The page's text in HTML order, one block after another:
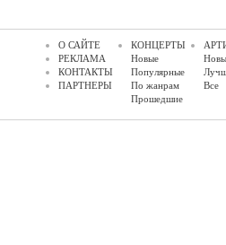
О САЙТЕ
РЕКЛАМА
КОНТАКТЫ
ПАРТНЕРЫ
КОНЦЕРТЫ
Новые
Популярные
По жанрам
Прошедшие
Все